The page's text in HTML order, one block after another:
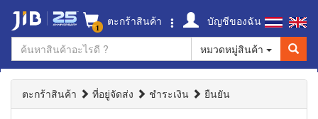
1 ตะกร้าสินค้า
บัญชีของฉัน
หมวดหมู่สินค้า
ตะกร้าสินค้า ที่อยู่จัดส่ง ชำระเงิน ยืนยัน